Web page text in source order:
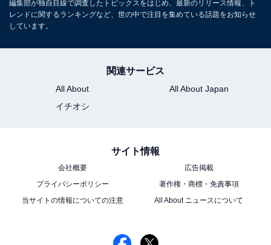
View this post on Instagram
編集部が独自目線で調査したトピックスをはじめ、最新のリリース情報、ト
レンドに関するランキングなど、世の中で注目を集めている話題をお知らせ
しています。
関連サービス
All About
All About Japan
イチオシ
サイト情報
会社概要
広告掲載
プライバシーポリシー
著作権・商標・免責事項
当サイトの情報についての注意
All About ニュースについて